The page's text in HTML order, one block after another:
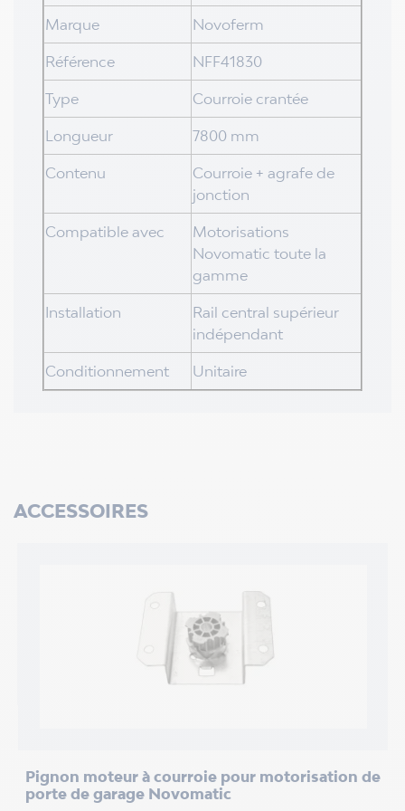
Marque Novoferm
Référence NFF41830
Type Courroie crantée
Longueur 7800 mm
Contenu
Courroie + agrafe de
jonction
Compatible avec
Motorisations
Novomatic toute la
gamme
Installation
Rail central supérieur
indépendant
Conditionnement Unitaire
ACCESSOIRES
Pignon moteur à courroie pour motorisation de
porte de garage Novomatic